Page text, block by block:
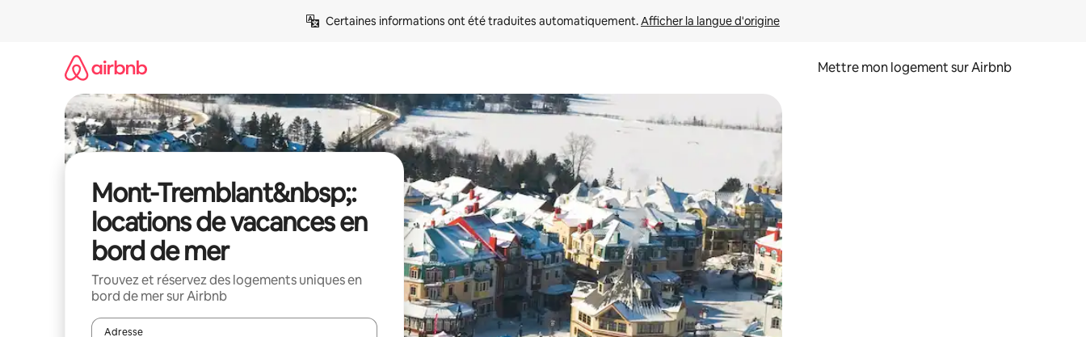
Certaines informations ont été traduites automatiquement. Afficher la langue d'origine
Mettre mon logement sur Airbnb
Mont-Tremblant&nbsp;:
locations de vacances en
bord de mer
Trouvez et réservez des logements uniques en
bord de mer sur Airbnb
Adresse